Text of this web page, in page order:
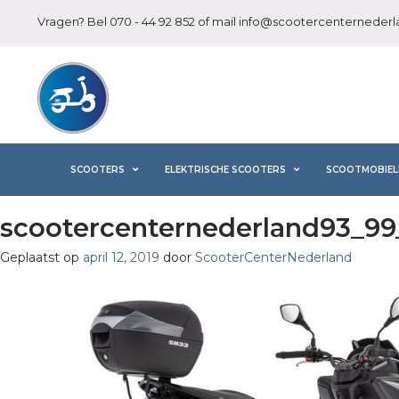
Vragen? Bel 070 - 44 92 852 of mail
SCOOTERS ELEKTRISCHE SCOOTERS
Geplaatst op april 12, 2019 door ScooterCenterNederland